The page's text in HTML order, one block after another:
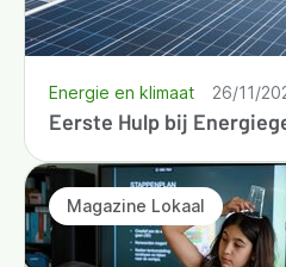
Eerste Hulp bij
Energie en klimaat 26/11/
Magazine Lokaal